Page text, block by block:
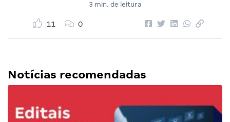
3 min. de leitura
11 0
Notícias recomendadas